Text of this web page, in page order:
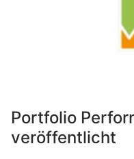
Portfolio
veröffentlicht